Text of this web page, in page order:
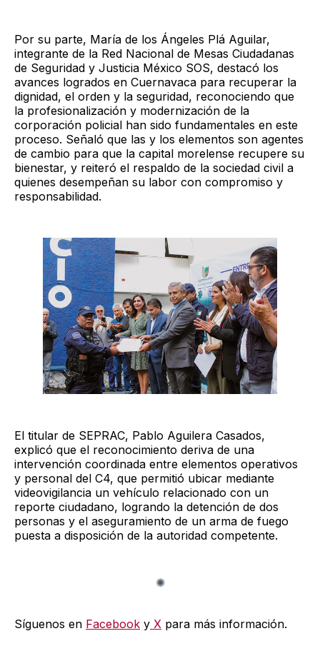
Por su parte, María de los Ángeles Plá Aguilar,
integrante de la Red Nacional de Mesas Ciudadanas
de Seguridad y Justicia México SOS, destacó los
avances logrados en Cuernavaca para recuperar la
dignidad, el orden y la seguridad, reconociendo que
la profesionalización y modernización de la
corporación policial han sido fundamentales en este
proceso. Señaló que las y los elementos son agentes
de cambio para que la capital morelense recupere su
bienestar, y reiteró el respaldo de la sociedad civil a
quienes desempeñan su labor con compromiso y
responsabilidad.
El titular de SEPRAC, Pablo Aguilera Casados,
explicó que el reconocimiento deriva de una
intervención coordinada entre elementos operativos
y personal del C4, que permitió ubicar mediante
videovigilancia un vehículo relacionado con un
reporte ciudadano, logrando la detención de dos
personas y el aseguramiento de un arma de fuego
puesta a disposición de la autoridad competente.
Síguenos en Facebook y X para más información.